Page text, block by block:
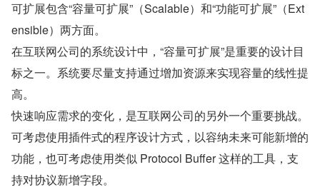
可扩展包含“容量可扩展”（Scalable）和“功能可扩展”（Ext
ensible）两方面。
在互联网公司的系统设计中，“容量可扩展”是重要的设计目
标之一。系统要尽量支持通过增加资源来实现容量的线性提
高。
快速响应需求的变化，是互联网公司的另外一个重要挑战。
可考虑使用插件式的程序设计方式，以容纳未来可能新增的
功能，也可考虑使用类似 Protocol Buffer 这样的工具，支
持对协议新增字段。